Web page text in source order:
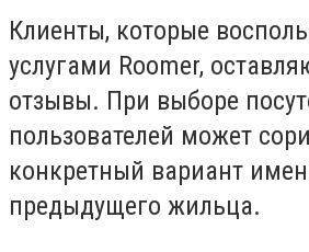
Клиенты, которые
услугами Roomer,
отзывы. При выборе
пользователей может
конкретный вариант
предыдущего жильца.